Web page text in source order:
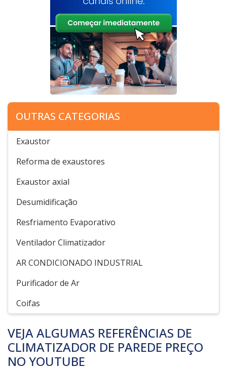
OUTRAS CATEGORIAS
Exaustor
Reforma de exaustores
Exaustor axial
Desumidificação
Resfriamento Evaporativo
Ventilador Climatizador
AR CONDICIONADO INDUSTRIAL
Purificador de Ar
Coifas
VEJA ALGUMAS REFERÊNCIAS DE
CLIMATIZADOR DE PAREDE PREÇO
NO YOUTUBE